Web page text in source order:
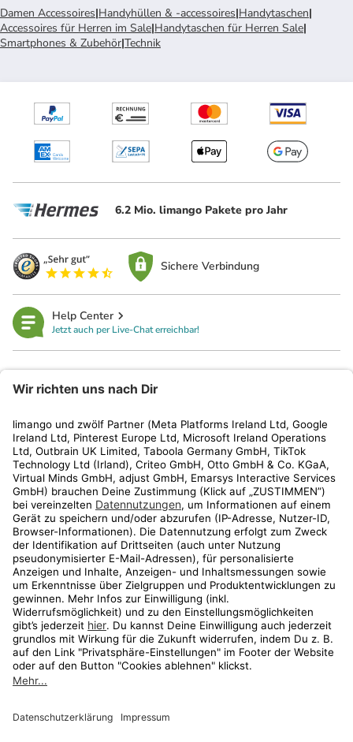
Damen Accessoires|Handyhüllen & -accessoires|Handytaschen|
Accessoires für Herren im Sale|Handytaschen für Herren Sale|
Smartphones & Zubehör|Technik
6.2 Mio. limango Pakete pro Jahr
Sichere Verbindung
Help Center
Jetzt auch per Live-Chat erreichbar!
Kundenservice
Shop
Aktionen
Travel